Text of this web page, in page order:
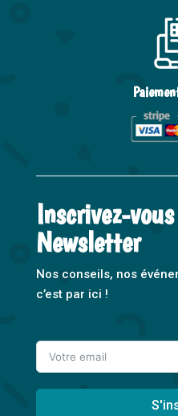
Inscrivez-
Newsletter
Nos conseils, nos
c’est par ici !